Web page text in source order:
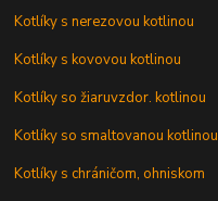
Kotlíky s nerezovou kotlinou
Kotlíky s kovovou kotlinou
Kotlíky so žiaruvzdor. kotlinou
Kotlíky so smaltovanou kotlinou
Kotlíky s chráničom, ohniskom